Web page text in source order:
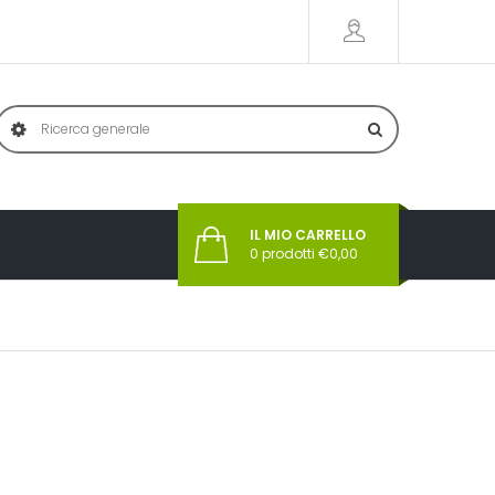
IL MIO CARRELLO
0 prodotti €0,00